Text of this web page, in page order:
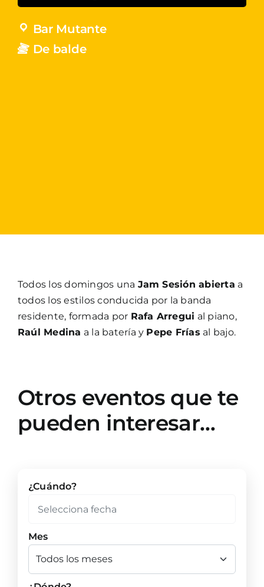
Bar Mutante
De balde
Todos los domingos una Jam Sesión abierta a
todos los estilos conducida por la banda
residente, formada por Rafa Arregui al piano,
Raúl Medina a la batería y Pepe Frías al bajo.
Otros eventos que te
pueden interesar…
¿Cuándo?
Mes